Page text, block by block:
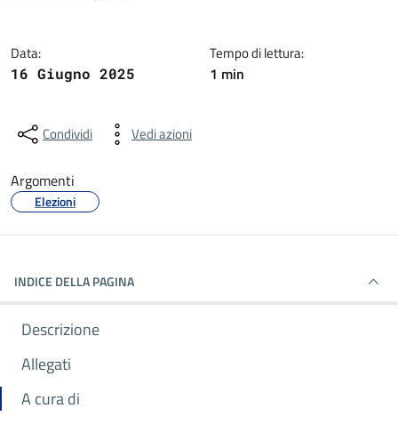
Data:
16 Giugno 2025
Tempo di lettura:
1 min
Condividi Vedi azioni
Argomenti
Elezioni
INDICE DELLA PAGINA
Descrizione
Allegati
A cura di